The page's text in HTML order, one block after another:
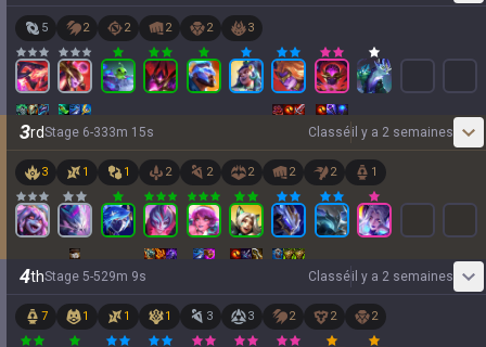
5 2 2 2 2 3
3rdStage 6-333m 15s Classéil y a 2 semaines
3 1 1 2 2 2 2 2 1
4thStage 5-529m 9s Classéil y a 2 semaines
7 1 1 1 3 3 2 2 2